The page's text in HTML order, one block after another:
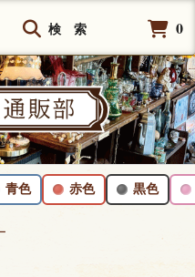
検 索 0
青色 赤色 黒色